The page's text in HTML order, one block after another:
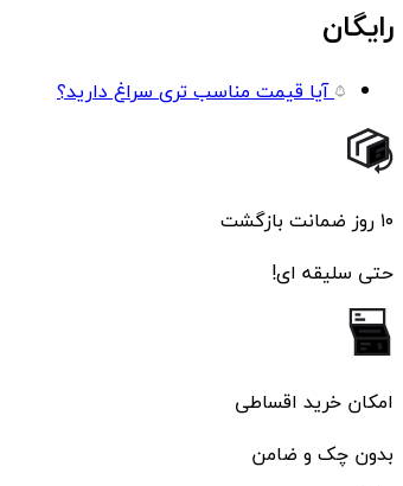
رایگان
آیا قیمت مناسب تری سراغ دارید؟
۱۰ روز ضمانت بازگشت
حتی سلیقه ای!
امکان خرید اقساطی
بدون چک و ضامن